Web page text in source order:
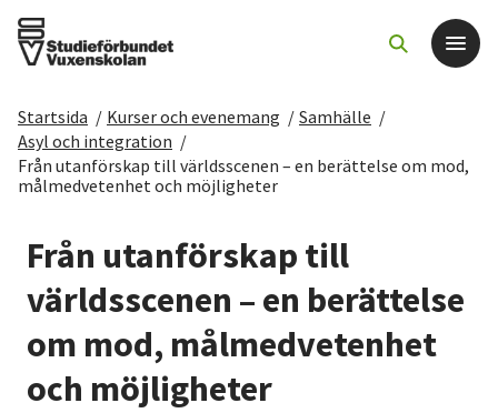
Det här gör vi
Sök kurser och evenemang
Om SV
Starta studiecirkel
Startsida / Kurser och evenemang / Samhälle /
Asyl och integration /
Från utanförskap till världsscenen – en berättelse om mod,
målmedvetenhet och möjligheter
Från utanförskap till
världsscenen – en berättelse
om mod, målmedvetenhet
och möjligheter